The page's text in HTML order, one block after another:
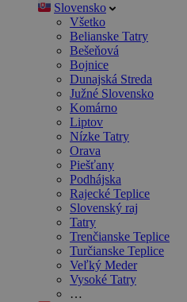
Slovensko
Všetko
Belianske Tatry
Bešeňová
Bojnice
Dunajská Streda
Južné Slovensko
Komárno
Liptov
Nízke Tatry
Orava
Piešťany
Podhájska
Rajecké Teplice
Slovenský raj
Tatry
Trenčianske Teplice
Turčianske Teplice
Veľký Meder
Vysoké Tatry
…